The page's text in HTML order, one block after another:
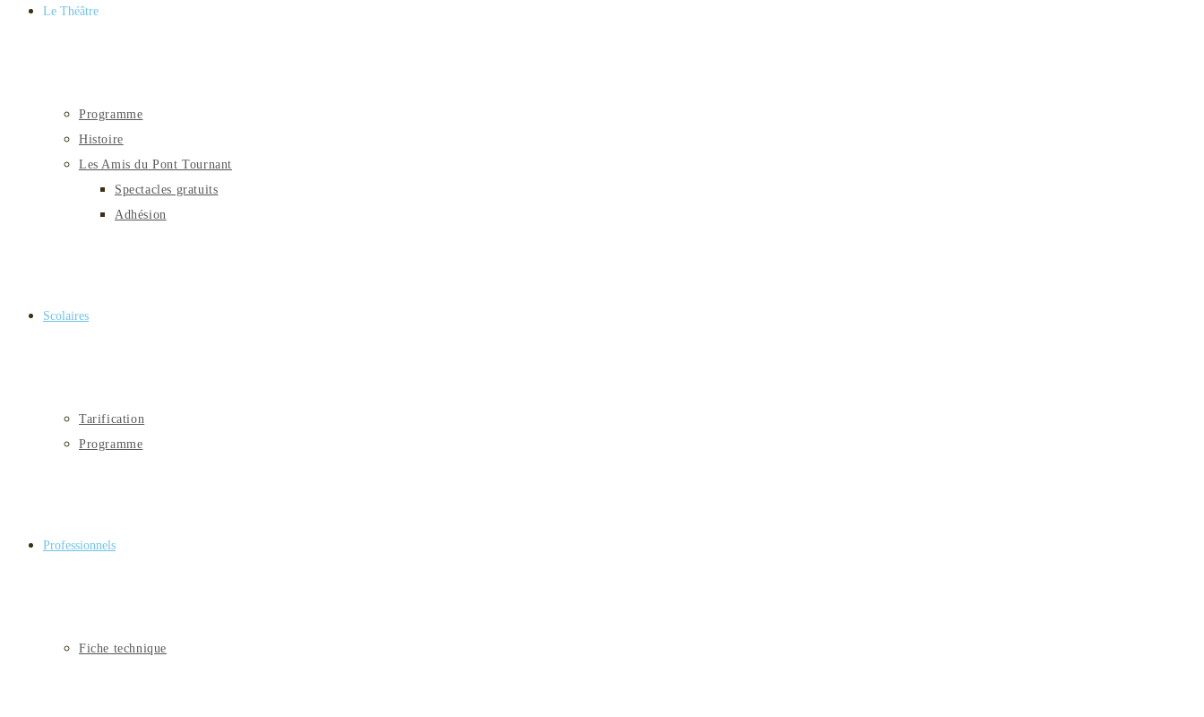
Le Théâtre
Programme
Histoire
Les Amis du Pont Tournant
Spectacles gratuits
Adhésion
Scolaires
Tarification
Programme
Professionnels
Fiche technique